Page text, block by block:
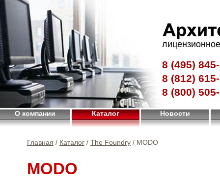
8 (495)
8 (812)
8 (800)
О компании Каталог Новости
Главная / Каталог / The Foundry / MODO
MODO